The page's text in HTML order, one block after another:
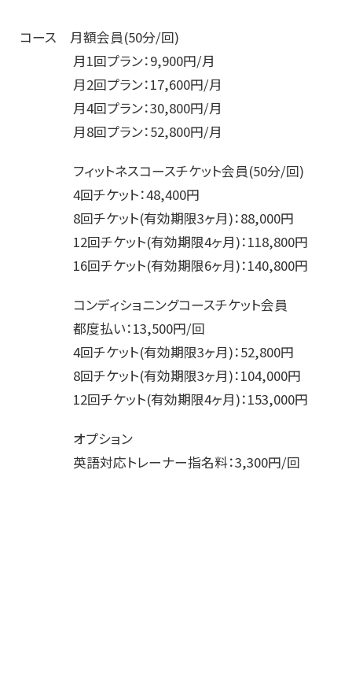
コース 月額会員(50分/回)
月1回プラン：9,900円/月
月2回プラン：17,600円/月
月4回プラン：30,800円/月
月8回プラン：52,800円/月
フィットネスコースチケット会員(50分/回)
4回チケット：48,400円
8回チケット(有効期限3ヶ月)：88,000円
12回チケット(有効期限4ヶ月)：118,800円
16回チケット(有効期限6ヶ月)：140,800円
コンディショニングコースチケット会員
都度払い：13,500円/回
4回チケット(有効期限3ヶ月)：52,800円
8回チケット(有効期限3ヶ月)：104,000円
12回チケット(有効期限4ヶ月)：153,000円
オプション
英語対応トレーナー指名料：3,300円/回